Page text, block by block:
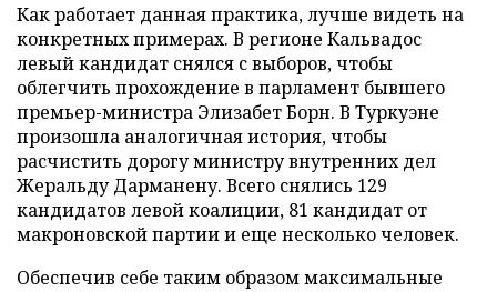
Как работает данная практика, лучше видеть на
конкретных примерах. В регионе Кальвадос
левый кандидат снялся с выборов, чтобы
облегчить прохождение в парламент бывшего
премьер-министра Элизабет Борн. В Туркуэне
произошла аналогичная история, чтобы
расчистить дорогу министру внутренних дел
Жеральду Дарманену. Всего снялись 129
кандидатов левой коалиции, 81 кандидат от
макроновской партии и еще несколько человек.
Обеспечив себе таким образом максимальные